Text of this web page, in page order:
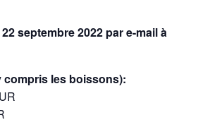
septembre 2022 par e-mail à
compris les boissons):